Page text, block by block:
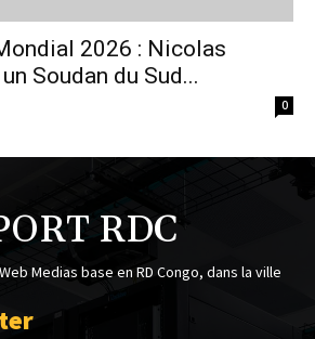
2026 : Nicolas
Soudan du Sud...
0
RDC
Medias base en RD Congo, dans la ville